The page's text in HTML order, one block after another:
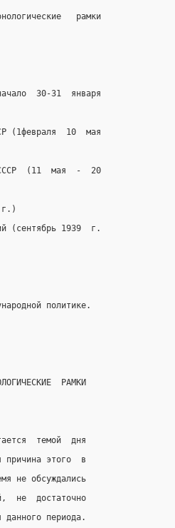
рамки
30-31  января
(1февраля  10  мая
СССР  (11  мая  -  20
г.)
(сентябрь 1939  г.
политике.
РАМКИ
темой  дня
причина этого  в
не обсуждались
не  достаточно
данного периода.